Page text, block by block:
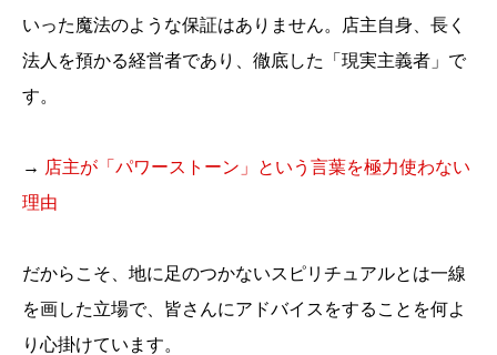
いった魔法のような保証はありません。店主自身、長く
法人を預かる経営者であり、徹底した「現実主義者」で
す。
→ 店主が「パワーストーン」という言葉を極力使わない
理由
だからこそ、地に足のつかないスピリチュアルとは一線
を画した立場で、皆さんにアドバイスをすることを何よ
り心掛けています。